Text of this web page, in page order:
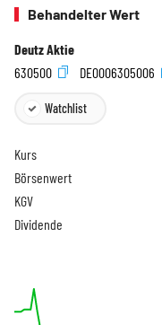
Behandelter Wert
Deutz Aktie
630500
DE0006305006
Watchlist
Kurs
Börsenwert
KGV
Dividende